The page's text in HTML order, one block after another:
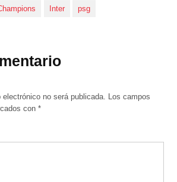
Inter psg
no será publicada. Los campos
con*